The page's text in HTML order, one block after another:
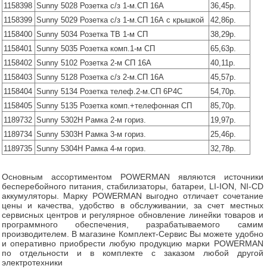
1158398 Sunny 5028 Розетка с/з 1-м.СП 16А
36,45р.
1158399 Sunny 5029 Розетка с/з 1-м.СП 16А с крышкой
42,86р.
1158400 Sunny 5034 Розетка ТВ 1-м СП
38,29р.
1158401
Sunny 5035 Розетка комп.1-м СП
65,63р.
1158402 Sunny 5102 Розетка 2-м СП 16А
40,11р.
1158403 Sunny 5128 Розетка с/з 2-м.СП 16А
45,57р.
1158404 Sunny 5134 Розетка телеф.2-м.СП 6P4C
54,70р.
1158405 Sunny 5135 Розетка комп.+телефонная СП
85,70р.
1189732 Sunny 5302H Рамка 2-м гориз.
19,97р.
1189734 Sunny 5303H Рамка 3-м гориз.
25,46р.
1189735 Sunny 5304H Рамка 4-м гориз. 32,78р.
Основным ассортиментом POWERMAN являются источники
бесперебойного питания, стабилизаторы, батареи, LI-ION, NI-CD
аккумуляторы. Марку POWERMAN выгодно отличает сочетание
цены и качества, удобство в обслуживании, за счет местных
сервисных центров и регулярное обновление линейки товаров и
программного обеспечения, разрабатываемого самим
производителем. В магазине Комплект-Сервис Вы можете удобно
и оперативно приобрести любую продукцию марки POWERMAN
по отдельности и в комплекте с заказом любой другой
электротехники